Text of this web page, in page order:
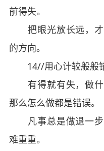
前得失。
把眼光放长远，才
的方向。
14//用心计较般般
有得就有失，做什
那么怎么做都是错误。
凡事总是做退一步
难重重。